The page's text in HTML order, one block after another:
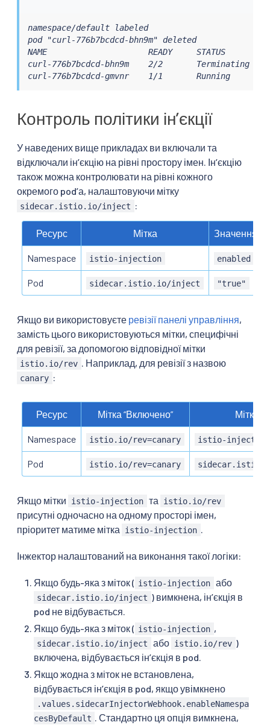
namespace/default labeled
pod "curl-776b7bcdcd-bhn9m" deleted
NAME                     READY     STATUS
curl-776b7bcdcd-bhn9m    2/2       Terminating
curl-776b7bcdcd-gmvnr    1/1       Running
Контроль політики інʼєкції
У наведених вище прикладах ви включали та
відключали інʼєкцію на рівні простору імен. Інʼєкцію
також можна контролювати на рівні кожного
окремого podʼа, налаштовуючи мітку
sidecar.istio.io/inject :
Ресурс Мітка Значення
Namespace istio-injection enabled
Pod sidecar.istio.io/inject "true"
Якщо ви використовуєте ревізії панелі управління,
замість цього використовуються мітки, специфічні
для ревізії, за допомогою відповідної мітки
istio.io/rev . Наприклад, для ревізії з назвою
canary :
Ресурс Мітка “Включено” Мітка
Namespace istio.io/rev=canary istio-
Pod istio.io/rev=canary
Якщо мітки istio-injection та istio.io/rev
присутні одночасно на одному просторі імен,
пріоритет матиме мітка
istio-injection
Інжектор налаштований на виконання такої логіки:
Якщо будь-яка з міток ( istio-injection або
sidecar.istio.io/inject ) вимкнена, інʼєкція в
pod не відбувається.
Якщо будь-яка з міток ( istio-injection ,
sidecar.istio.io/inject або istio.io/rev )
включена, відбувається інʼєкція в pod.
Якщо жодна з міток не встановлена,
відбувається інʼєкція в pod, якщо увімкнено
.values.sidecarInjectorWebhook.enableNamespa
cesByDefault
. Стандартно ця опція вимкнена,